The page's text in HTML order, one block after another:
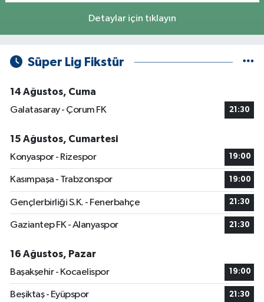
Detaylar için tıklayın
Süper Lig Fikstür
14 Ağustos, Cuma
Galatasaray - Çorum FK
21:30
15 Ağustos, Cumartesi
Konyaspor - Rizespor
19:00
Kasımpaşa - Trabzonspor 19:00
Gençlerbirliği S.K. - Fenerbahçe 21:30
Gaziantep FK - Alanyaspor 21:30
16 Ağustos, Pazar
Başakşehir - Kocaelispor
19:00
Beşiktaş - Eyüpspor 21:30